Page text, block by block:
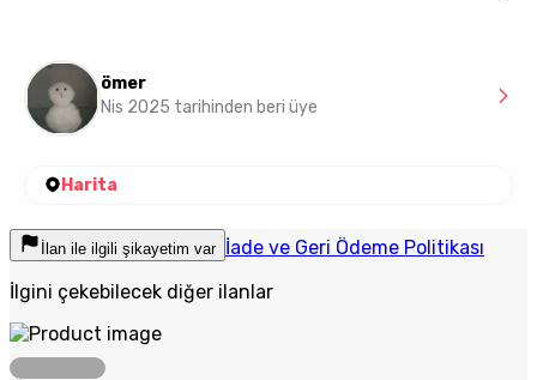
ömer
Nis 2025 tarihinden beri üye
Harita
İlan ile ilgili şikayetim var İade ve Geri Ödeme Politikası
İlgini çekebilecek diğer ilanlar